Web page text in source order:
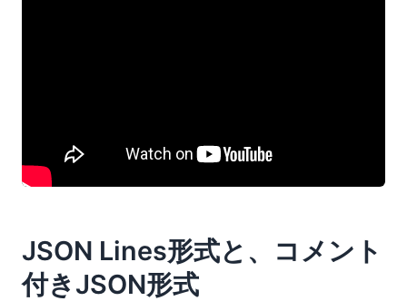
JSON Lines形式と、コメント
付きJSON形式